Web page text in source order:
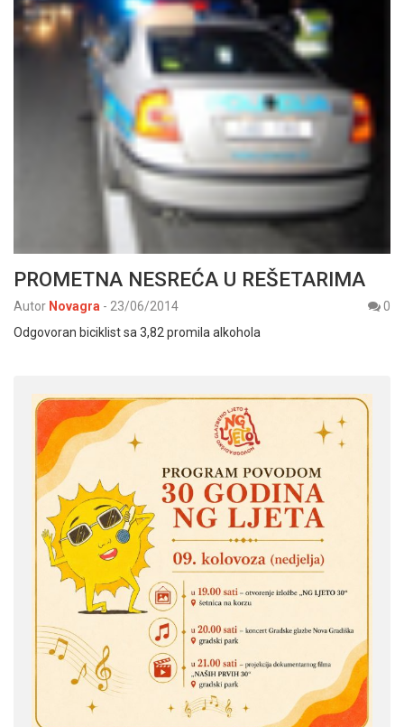
PROMETNA NESREĆA U REŠETARIMA
Autor Novagra - 23/06/2014
0
Odgovoran biciklist sa 3,82 promila alkohola